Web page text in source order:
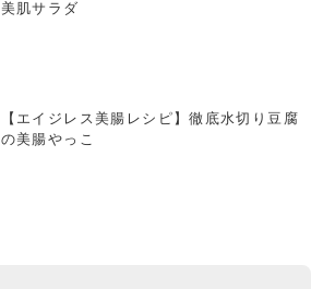
美肌サラダ
【エイジレス美腸レシピ】徹底水切り豆腐
の美腸やっこ